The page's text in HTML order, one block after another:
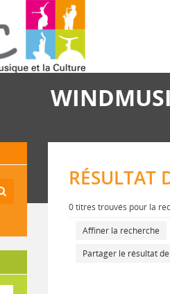
RÉSULTAT
0 titres trouvés pour la
Affiner la recherche
Partager le résultat